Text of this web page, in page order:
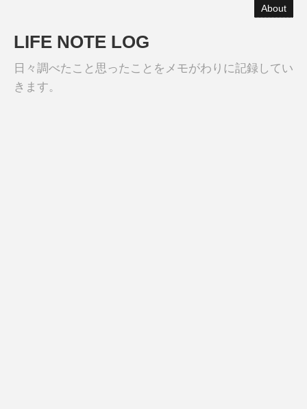
About
LIFE NOTE LOG
日々調べたこと思ったことをメモがわりに記録してい
きます。